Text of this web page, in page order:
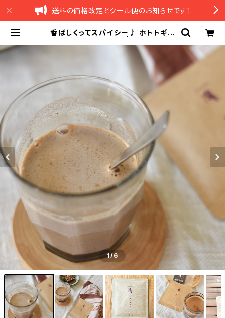
送料の価格改定とクール便のお知らせです！
香ばしくってスパイシー♪ ホトトギス
ァーム 米粉のブラウニーオンライン
ショップ
1/6